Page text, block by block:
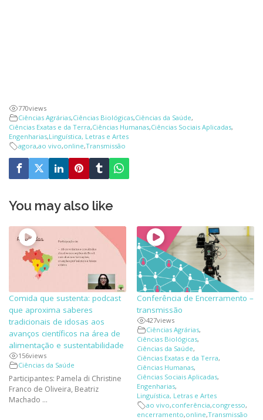
770views
Ciências Agrárias,Ciências Biológicas,Ciências da Saúde,
Ciências Exatas e da Terra,Ciências Humanas,Ciências Sociais Aplicadas,
Engenharias,Linguística, Letras e Artes
agora,ao vivo,online,Transmissão
You may also like
Comida que sustenta: podcast
que aproxima saberes
tradicionais de idosas aos
avanços científicos na área de
alimentação e sustentabilidade
156views
Ciências da Saúde
Participantes: Pamela di Christine
Franco de Oliveira, Beatriz
Machado ...
Conferência de Encerramento –
transmissão
427views
Ciências Agrárias,
Ciências Biológicas,
Ciências da Saúde,
Ciências Exatas e da Terra,
Ciências Humanas,
Ciências Sociais Aplicadas,
Engenharias,
Linguística, Letras e Artes
ao vivo,conferência,congresso,
encerramento,online,Transmissão